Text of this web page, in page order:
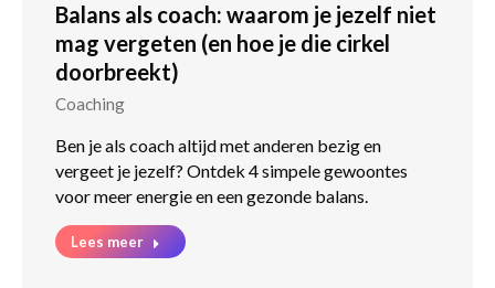
Balans als coach: waarom je jezelf niet
mag vergeten (en hoe je die cirkel
doorbreekt)
Coaching
Ben je als coach altijd met anderen bezig en
vergeet je jezelf? Ontdek 4 simpele gewoontes
voor meer energie en een gezonde balans.
Lees meer